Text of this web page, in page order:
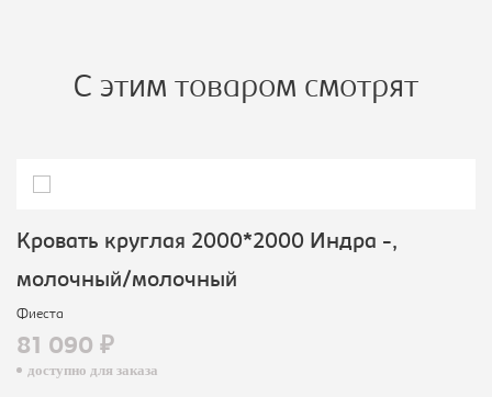
С этим товаром смотрят
Кровать круглая 2000*2000 Индра -,
молочный/молочный
Фиеста
81 090 ₽
доступно для заказа